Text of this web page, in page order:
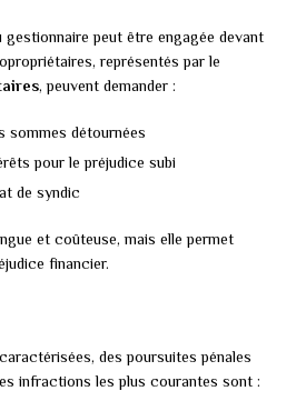
peut être engagée devant
représentés par le
, peuvent demander :
sommes détournées
pour le préjudice subi
de syndic
et coûteuse, mais elle permet
financier.
des poursuites pénales
infractions les plus courantes sont :